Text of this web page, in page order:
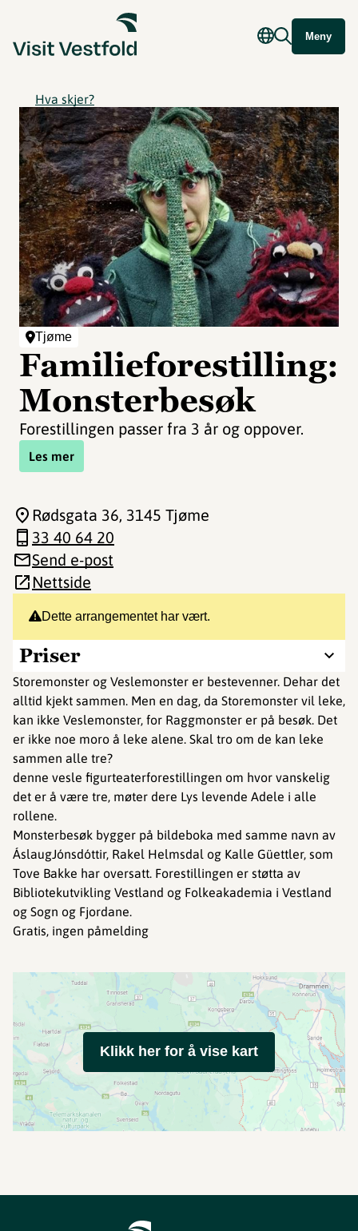
Meny
Hva skjer?
Tjøme
Familieforestilling:
Monsterbesøk
Forestillingen passer fra 3 år og oppover.
Les mer
Dette arrangementet har vært.
Priser
Storemonster og Veslemonster er bestevenner. Dehar det
alltid kjekt sammen. Men en dag, da Storemonster vil leke,
kan ikke Veslemonster, for Raggmonster er på besøk. Det
er ikke noe moro å leke alene. Skal tro om de kan leke
sammen alle tre?
denne vesle figurteaterforestillingen om hvor vanskelig
det er å være tre, møter dere Lys levende Adele i alle
rollene.
Monsterbesøk bygger på bildeboka med samme navn av
ÁslaugJónsdóttir, Rakel Helmsdal og Kalle Güettler, som
Tove Bakke har oversatt. Forestillingen er støtta av
Bibliotekutvikling Vestland og Folkeakademia i Vestland
og Sogn og Fjordane.
Gratis, ingen påmelding
Rødsgata 36, 3145 Tjøme
33 40 64 20
Send e-post
Nettside
Klikk her for å vise kart